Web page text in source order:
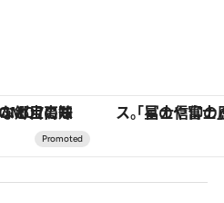
「星のや富士」でデジタルデトックス。冨士信仰の歴史を辿り、心身を調える。 【銀座で出合う最旬美容】美髪ケアや上質